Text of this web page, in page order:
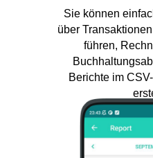
Sie können
über
führen,
Berichte im